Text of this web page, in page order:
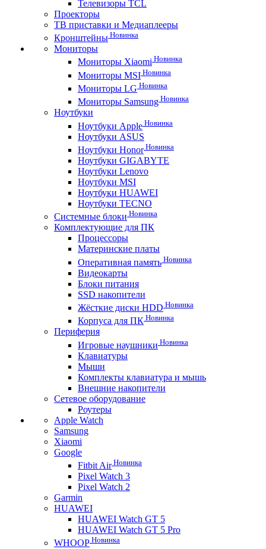
Телевизоры TCL
Проекторы
ТВ приставки и Медиаплееры
Кронштейны Новинка
Мониторы
Мониторы Xiaomi Новинка
Мониторы MSI Новинка
Мониторы LG Новинка
Мониторы Samsung Новинка
Ноутбуки
Ноутбуки Apple Новинка
Ноутбуки ASUS
Ноутбуки HonorНовинка
Ноутбуки GIGABYTE
Ноутбуки Lenovo
Ноутбуки MSI
Ноутбуки HUAWEI
Ноутбуки TECNO
Системные блоки Новинка
Комплектующие для ПК
Процессоры
Материнские платы
Оперативная память Новинка
Видеокарты
Блоки питания
SSD накопители
Жёсткие диски HDD Новинка
Корпуса для ПК Новинка
Периферия
Игровые наушники Новинка
Клавиатуры
Мыши
Комплекты клавиатура и мышь
Внешние накопители
Сетевое оборудование
Роутеры
Apple Watch
Samsung
Xiaomi
Google
Fitbit AirНовинка
Pixel Watch 3
Pixel Watch 2
Garmin
HUAWEI
HUAWEI Watch GT 5
HUAWEI Watch GT 5 Pro
WHOOP Новинка